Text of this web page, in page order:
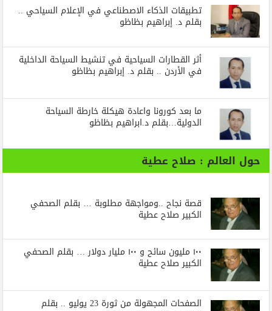
تطبيقات الذكاء الاصطناعي في الإعلام السياحي ..
بقلم د. إبراهيم بظاظو
أثر القطارات السياحية في تنشيط السياحة الداخلية
في الأردن .. بقلم د. إبراهيم بظاظو
ما بعد كورونا واعادة هيكلة خارطة السياحة
الدولية…بقلم د.ابراهيم بظاظو
حول العالم : صلاح عطية
قصة نجاح ..ومواجهة مطلوبة … بقلم الصحفي
الكبير صلاح عطية
١٠٠ مليون سائح و ١٠٠ مليار دولار … بقلم الصحفي
الكبير صلاح عطية
الصفحات المجهولة من ثورة 23 يوليو .. بقلم